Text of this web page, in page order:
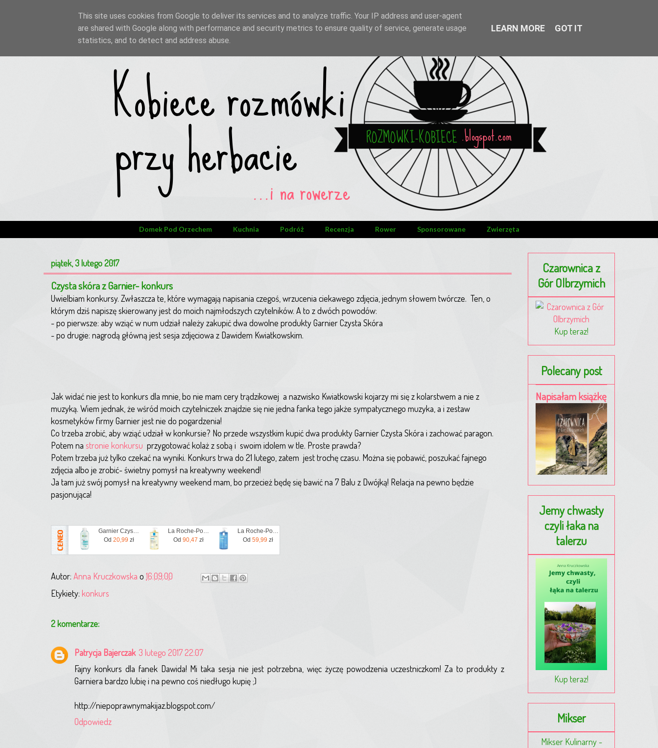
Domek Pod Orzechem Kuchnia Podróż Recenzja Rower Sponsorowane Zwierzęta
piątek, 3 lutego 2017
Czysta skóra z Garnier- konkurs
Uwielbiam konkursy. Zwłaszcza te, które wymagają napisania czegoś, wrzucenia ciekawego zdjęcia, jednym słowem twórcze. Ten, o
którym dziś napiszę skierowany jest do moich najmłodszych czytelników. A to z dwóch powodów:
- po pierwsze: aby wziąć w num udział należy zakupić dwa dowolne produkty Garnier Czysta Skóra
- po drugie: nagrodą główną jest sesja zdjęciowa z Dawidem Kwiatkowskim.
Jak widać nie jest to konkurs dla mnie, bo nie mam cery trądzikowej a nazwisko Kwiatkowski kojarzy mi się z kolarstwem a nie z
muzyką. Wiem jednak, że wśród moich czytelniczek znajdzie się nie jedna fanka tego jakże sympatycznego muzyka, a i zestaw
kosmetyków firmy Garnier jest nie do pogardzenia!
Co trzeba zrobić, aby wziąć udział w konkursie? No przede wszystkim kupić dwa produkty Garnier Czysta Skóra i zachować paragon.
Potem na stronie konkursu przygotować kolaż z sobą i swoim idolem w tle. Proste prawda?
Potem trzeba już tylko czekać na wyniki. Konkurs trwa do 21 lutego, zatem jest trochę czasu. Można się pobawić, poszukać fajnego
zdjęcia albo je zrobić- świetny pomysł na kreatywny weekend!
Ja tam już swój pomysł na kreatywny weekend mam, bo przecież będę się bawić na 7 Balu z Dwójką! Relacja na pewno będzie
pasjonująca!
Garnier Czysta Skóra Płyn Micelarny 3w1 dla skóry mieszanej tłustej i z niedoskonałościami 400 ml
Od 20,99 zł
La Roche-Posay La Roche Posay Liipikar Olejek Myjący 1L
Od 90,47 zł
La Roche-Posay La Roche Posay Lipikar Żel Myjący 1L
Od 59,99 zł
Autor: Anna Kruczkowska o 16:09:00
Etykiety: konkurs
2 komentarze:
Patrycja Bajerczak 3 lutego 2017 22:07
Fajny konkurs dla fanek Dawida! Mi taka sesja nie jest potrzebna, więc życzę powodzenia uczestniczkom! Za to produkty z
Garniera bardzo lubię i na pewno coś niedługo kupię ;)
http://niepoprawnymakijaz.blogspot.com/
Odpowiedz
Czarownica z
Gór Olbrzymich
Kup teraz!
Polecany post
Napisałam książkę
Jemy chwasty
czyli łaka na
talerzu
Kup teraz!
Mikser
Mikser Kulinarny -
This site uses cookies from Google to deliver its services and to analyze traffic. Your IP address and user-agent
are shared with Google along with performance and security metrics to ensure quality of service, generate usage
statistics, and to detect and address abuse.
LEARN MORE GOT IT